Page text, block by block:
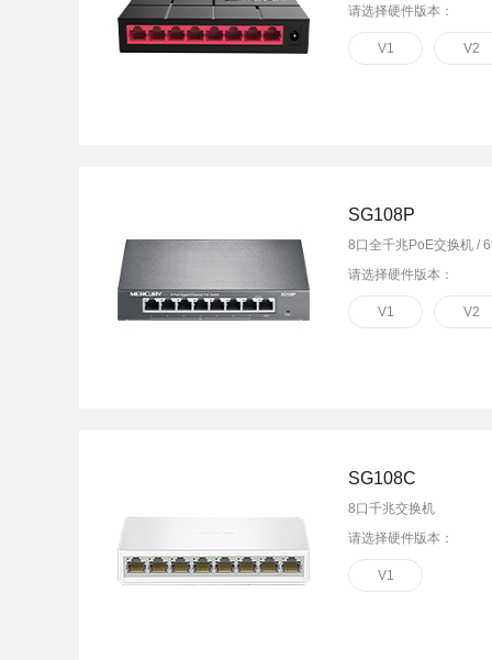
请选择硬件版本：
V1 V2
SG108P
8口全千兆PoE交换机 /
请选择硬件版本：
V1 V2
SG108C
8口千兆交换机
请选择硬件版本：
V1